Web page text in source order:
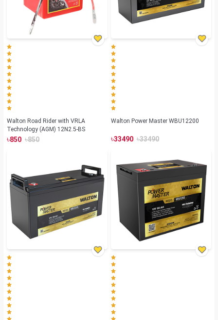
Walton Road Rider with VRLA
Technology (AGM) 12N2.5-BS
৳850 ৳850
Walton Power Master WBU12200
৳33490 ৳33490